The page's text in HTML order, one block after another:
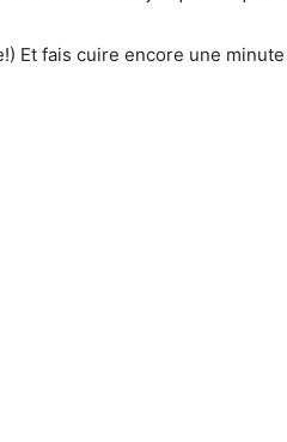
Et fais cuire encore une